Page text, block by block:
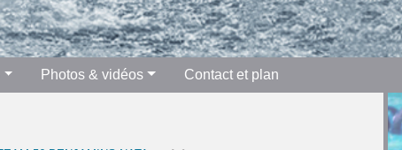
Photos & vidéos Contact et plan